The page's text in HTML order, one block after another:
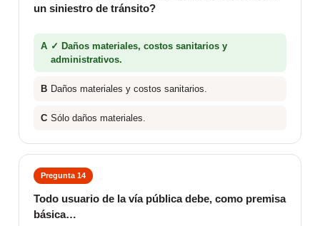
un siniestro de tránsito?
A ✓ Daños materiales, costos sanitarios y
administrativos.
B Daños materiales y costos sanitarios.
C Sólo daños materiales.
Pregunta 14
Todo usuario de la vía pública debe, como premisa
básica…